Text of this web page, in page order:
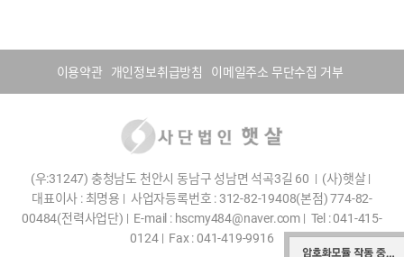
이용약관 개인정보취급방침 이메일주소 무단수집 거부
(우:31247) 충청남도 천안시 동남구 성남면 석곡3길 60 | (사)햇살 |
대표이사 : 최명용 | 사업자등록번호 : 312-82-19408(본점) 774-82-
00484(전력사업단) | E-mail : hscmy484@naver.com | Tel : 041-415-
0124 | Fax : 041-419-9916